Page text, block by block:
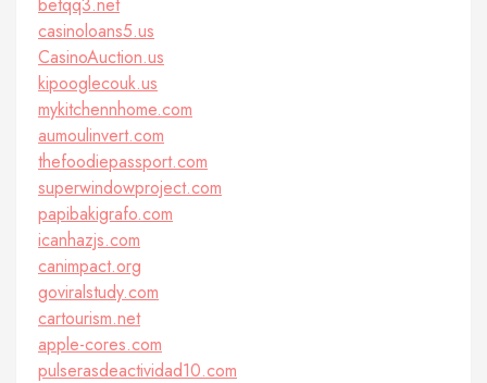
casinoloans5.us
CasinoAuction.us
kipooglecouk.us
mykitchennhome.com
aumoulinvert.com
thefoodiepassport.com
superwindowproject.com
papibakigrafo.com
icanhazjs.com
canimpact.org
goviralstudy.com
cartourism.net
apple-cores.com
pulserasdeactividad10.com